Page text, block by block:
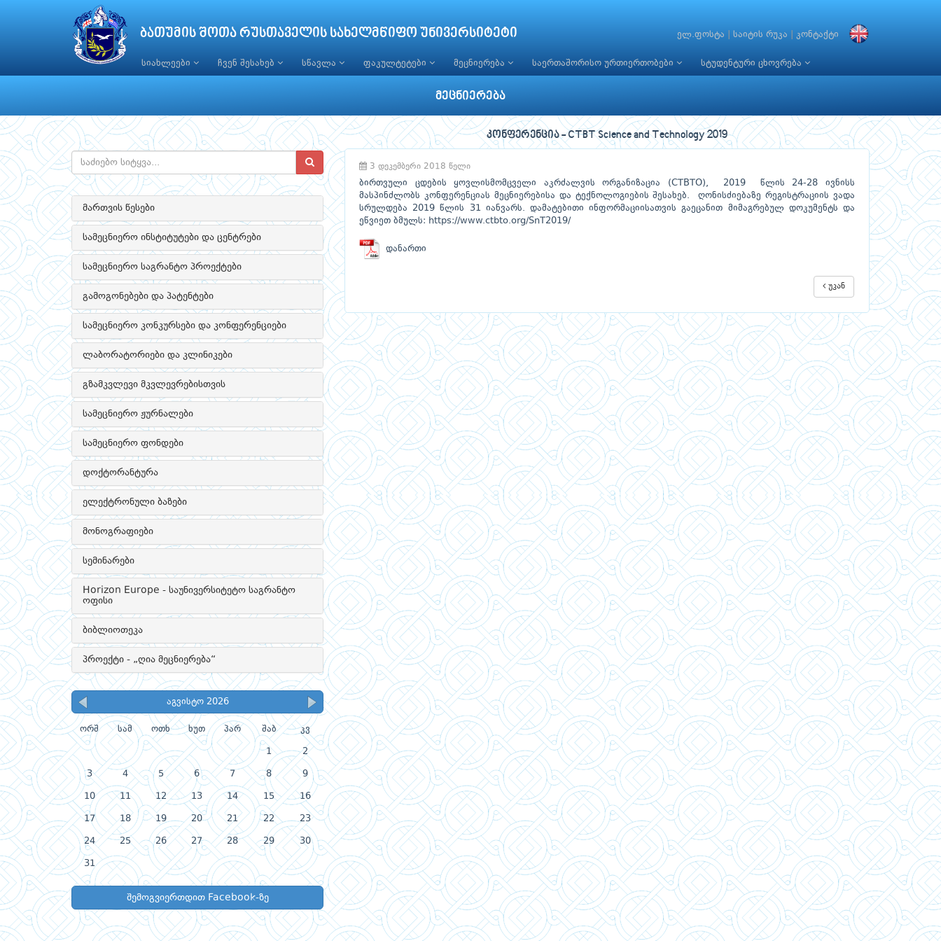
ბათუმის შოთა რუსთაველის სახელმწიფო უნივერსიტეტი ელ.ფოსტა საიტის რუკა კონტაქტი
სიახლეები ჩვენ შესახებ სწავლა ფაკულტეტები მეცნიერება საერთაშორისო ურთიერთობები სტუდენტური ცხოვრება
მეცნიერება
მართვის წესები
სამეცნიერო ინსტიტუტები და ცენტრები
სამეცნიერო საგრანტო პროექტები
გამოგონებები და პატენტები
სამეცნიერო კონკურსები და კონფერენციები
ლაბორატორიები და კლინიკები
გზამკვლევი მკვლევრებისთვის
სამეცნიერო ჟურნალები
სამეცნიერო ფონდები
დოქტორანტურა
ელექტრონული ბაზები
მონოგრაფიები
სემინარები
Horizon Europe - საუნივერსიტეტო საგრანტო
ოფისი
ბიბლიოთეკა
პროექტი - „ღია მეცნიერება“
აგვისტო 2026
ორშ სამ ოთხ ხუთ პარ შაბ კვ
1 2
3 4 5 6 7 8 9
10 11 12 13 14 15 16
17 18 19 20 21 22 23
24 25 26 27 28 29 30
31
შემოგვიერთდით Facebook-ზე
კონფერენცია - CTBT Science and Technology 2019
3 დეკემბერი 2018 წელი
ბირთვული ცდების ყოვლისმომცველი აკრძალვის ორგანიზაცია (CTBTO), 2019 წლის 24-28 ივნისს
მასპინძლობს კონფერენციას მეცნიერებისა და ტექნოლოგიების შესახებ. ღონისძიებაზე რეგისტრაციის ვადა
სრულდება 2019 წლის 31 იანვარს. დამატებითი ინფორმაციისათვის გაეცანით მიმაგრებულ დოკუმენტს და
ეწვიეთ ბმულს: https://www.ctbto.org/SnT2019/
დანართი
უკან